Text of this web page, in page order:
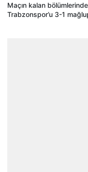
Maçın kalan
Trabzonspor’u 3-1